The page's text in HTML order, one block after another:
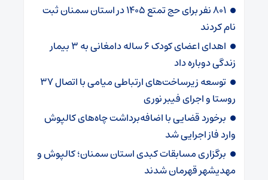
۸۰۱ نفر برای حج تمتع ۱۴۰۵ در استان سمنان ثبت
نام کردند
اهدای اعضای کودک ۶ ساله دامغانی به ۳ بیمار
زندگی دوباره داد
توسعه زیرساخت‌های ارتباطی میامی با اتصال ۳۷
روستا و اجرای فیبر نوری
برخورد قضایی با اضافه‌برداشت چاه‌های کالپوش
وارد فاز اجرایی شد
برگزاری مسابقات کبدی استان سمنان؛ کالپوش و
مهدیشهر قهرمان شدند